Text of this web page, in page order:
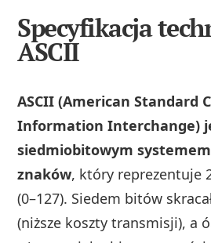
Specyfikacja
ASCII
ASCII (American Standard
Information Interchange)
siedmiobitowym
znaków, który reprezentuje
(0–127). Siedem bitów
(niższe koszty transmisji), a